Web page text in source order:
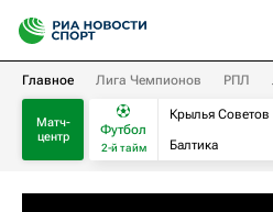
Главное Лига Чемпионов РПЛ
Матч-
центр
Футбол
2-й тайм
Крылья Советов
Балтика